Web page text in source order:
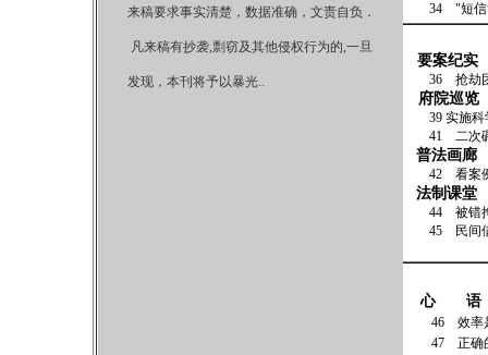
来稿要求事实清楚，数据准确，文责自负．
凡来稿有抄袭,剽窃及其他侵权行为的,一旦
发现，本刊将予以暴光..
34 "短
要案纪实
36
府院巡览
39 实
41 二
普法画廊
42
法制课堂
44 被
45
心 语
46
47
正确